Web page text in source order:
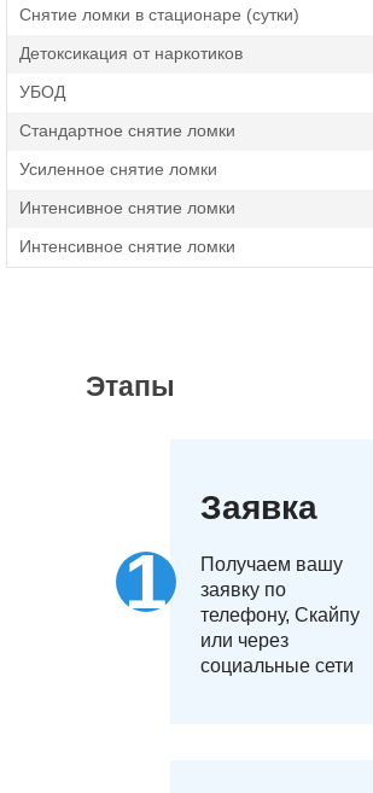
Снятие ломки в стационаре (сутки)
Детоксикация от наркотиков
УБОД
Стандартное снятие ломки
Усиленное снятие ломки
Интенсивное снятие ломки
Интенсивное снятие ломки
Этапы
Заявка
Получаем вашу
заявку по
телефону, Скайпу
или через
социальные сети